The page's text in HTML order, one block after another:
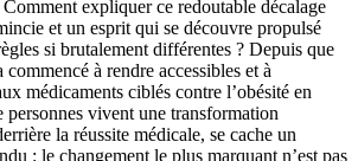
expliquer ce redoutable décalage
et un esprit qui se découvre propulsé
si brutalement différentes ? Depuis que
à rendre accessibles et à
médicaments ciblés contre l’obésité en
personnes vivent une transformation
la réussite médicale, se cache un
: le changement le plus marquant n’est pas